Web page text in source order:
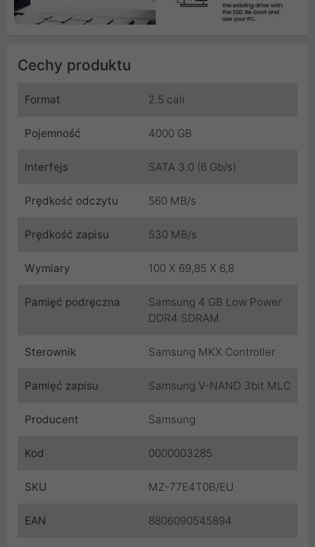
Cechy produktu
Format 2.5 cali
Pojemność 4000 GB
Interfejs SATA 3.0 (6 Gb/s)
Prędkość odczytu 560 MB/s
Prędkość zapisu 530 MB/s
Wymiary 100 X 69,85 X 6,8
Pamięć podręczna
Samsung 4 GB Low Power
DDR4 SDRAM
Sterownik Samsung MKX Controller
Pamięć zapisu Samsung V-NAND 3bit MLC
Producent Samsung
Kod 0000003285
SKU MZ-77E4T0B/EU
EAN 8806090545894